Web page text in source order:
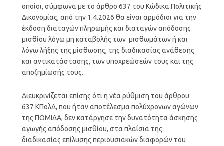
οποίοι, σύμφωνα με το άρθρο 637 του Κώδικα Πολιτικής
Δικονομίας, από την 1.4.2026 θα είναι αρμόδιοι για την
έκδοση διαταγών πληρωμής και διαταγών απόδοσης
μισθίου λόγω μη καταβολής των μισθωμάτων ή και
λόγω λήξης της μίσθωσης, της διαδικασίας ανάθεσης
και αντικατάστασης, των υποχρεώσεών τους και της
αποζημίωσής τους.
Διευκρινίζεται επίσης ότι η νέα ρύθμιση του άρθρου
637 ΚΠολΔ, που ήταν αποτέλεσμα πολύχρονων αγώνων
της ΠΟΜΙΔΑ, δεν κατάργησε την δυνατότητα άσκησης
αγωγής απόδοσης μισθίου, στα πλαίσια της
διαδικασίας επίλυσης περιουσιακών διαφορών του